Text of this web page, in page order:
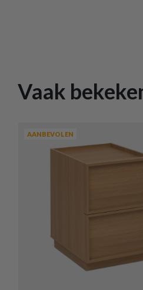
Vaak
AANBEVOLEN